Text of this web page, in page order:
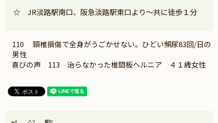
☆ JR淡路駅南口、阪急淡路駅東口より～共に徒歩１分
110 頸椎損傷で全身がうごかせない。ひどい頻尿83回/日の
男性
喜びの声 113 治らなかった椎間板ヘルニア ４１歳女性